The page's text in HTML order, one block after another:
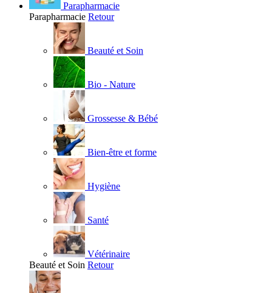
Parapharmacie
Parapharmacie Retour
Beauté et Soin
Bio - Nature
Grossesse & Bébé
Bien-être et forme
Hygiène
Santé
Vétérinaire
Beauté et Soin Retour